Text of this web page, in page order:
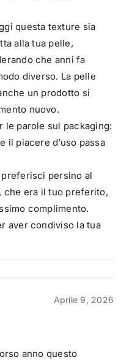
questa texture sia
alla tua pelle,
che anni fa
diverso. La pelle
un prodotto si
nuovo.
le parole sul packaging:
il piacere d’uso passa
persino al
che era il tuo preferito,
complimento.
aver condiviso la tua
Aprile 9, 2026
anno questo